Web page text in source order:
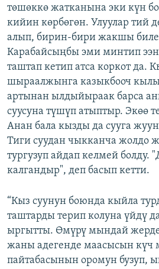
төшөккө жатканына эки күн
кийин көрбөгөн. Улуулар тий
алып, бирин-бири жакшы биле
Карабайсыңбы эми минтип
таштап кетип атса коркот да.
шыраалжынга казыкбооч
артынан ылдыйыраак барса
суусуна түшүп атыптыр. Экөө
Анан бала кызды да сууга
Тиги суудан чыкканча жолдо
тургузуп айдап келмей болду.
калгандыр", деп басып кетти.
“Кыз суунун боюнда кыйла
таштарды терип колуна үйдү
ыргытты. Өмүрү мындай
жаны адегенде маасысын күч
пайтабасынын оромун бузуп,